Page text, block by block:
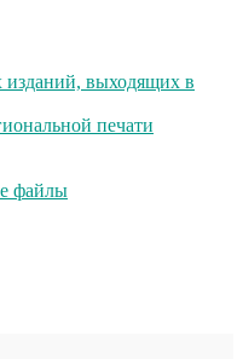
изданий, выходящих в
печати
файлы